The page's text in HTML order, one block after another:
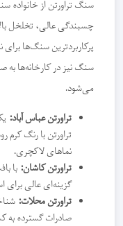
سنگ تراورتن از
چسبندگی عالی، تخلخل
پرکاربردترین سنگ‌ها
سنگ نیز در کارخانه‌ها
می‌شود.
تراورتن عباس آباد:
تراورتن با رنگ
نماهای لاکچری.
تراورتن کاشان: با
گزینه‌ای عالی برای
تراورتن محلات:
صادرات گسترده به